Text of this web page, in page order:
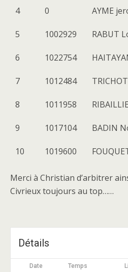
4 0 AYME
5 1002929 RABUT
6 1022754
7 1012484
8 1011958
9 1017104 BADIN
10 1019600
Merci à Christian d’arbitrer
Civrieux toujours au top……
Détails
Date Temps